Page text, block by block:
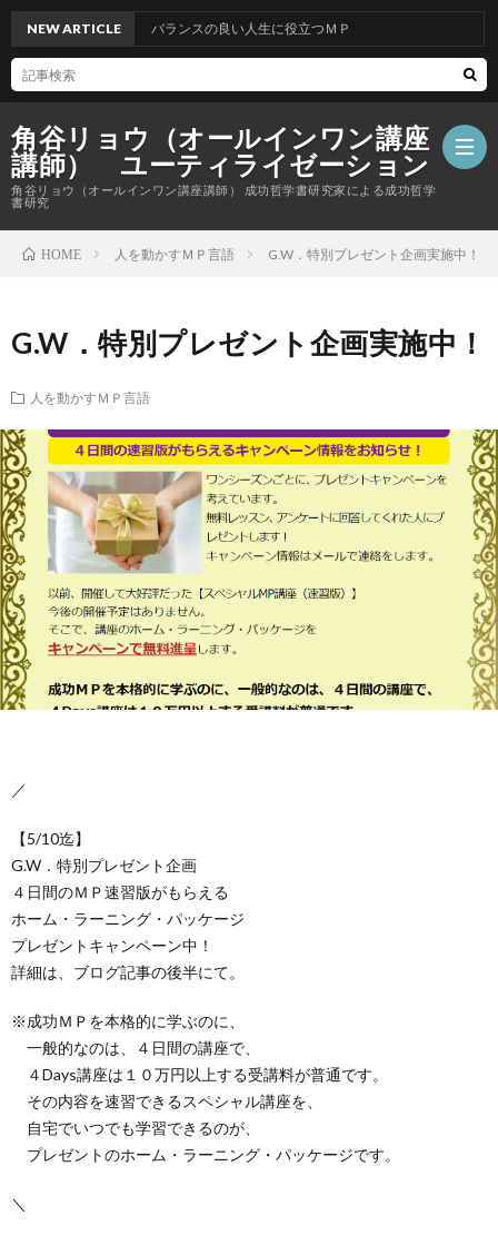
角谷リョウ（オールインワン講座
講師） ユーティライゼーション
角谷リョウ（オールインワン講座講師） 成功哲学書研究家による成功哲学
書研究
NEW ARTICLEバランスの良い人生に役立つＭＰ
HOME 人を動かすＭＰ言語 G.W．特別プレゼント企画実施中！
G.W．特別プレゼント企画実施中！
人を動かすＭＰ言語
／
【5/10迄】
G.W．特別プレゼント企画
４日間のＭＰ速習版がもらえる
ホーム・ラーニング・パッケージ
プレゼントキャンペーン中！
詳細は、ブログ記事の後半にて。
※成功ＭＰを本格的に学ぶのに、
一般的なのは、４日間の講座で、
４Days講座は１０万円以上する受講料が普通です。
その内容を速習できるスペシャル講座を、
自宅でいつでも学習できるのが、
プレゼントのホーム・ラーニング・パッケージです。
＼